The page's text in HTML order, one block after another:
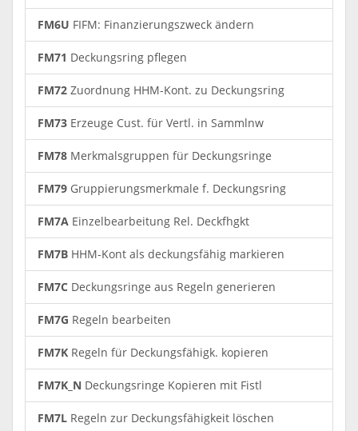
FM6U FIFM: Finanzierungszweck ändern
FM71 Deckungsring pflegen
FM72 Zuordnung HHM-Kont. zu Deckungsring
FM73 Erzeuge Cust. für Vertl. in Sammlnw
FM78 Merkmalsgruppen für Deckungsringe
FM79 Gruppierungsmerkmale f. Deckungsring
FM7A Einzelbearbeitung Rel. Deckfhgkt
FM7B HHM-Kont als deckungsfähig markieren
FM7C Deckungsringe aus Regeln generieren
FM7G Regeln bearbeiten
FM7K Regeln für Deckungsfähigk. kopieren
FM7K_N Deckungsringe Kopieren mit Fistl
FM7L Regeln zur Deckungsfähigkeit löschen